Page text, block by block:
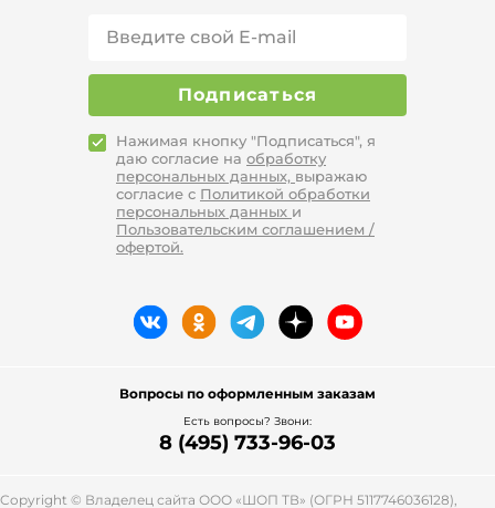
Подписаться
Нажимая кнопку "Подписаться", я
даю согласие на обработку
персональных данных, выражаю
согласие с Политикой обработки
персональных данных и
Пользовательским соглашением /
офертой.
Вопросы по оформленным заказам
Есть вопросы? Звони:
8 (495) 733-96-03
Copyright © Владелец сайта ООО «ШОП ТВ» (ОГРН 5117746036128),